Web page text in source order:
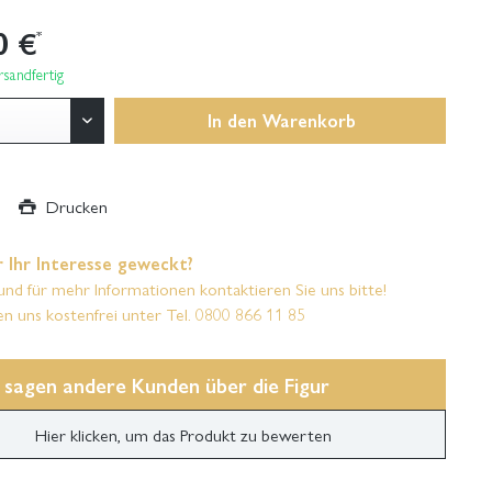
€*
In den Warenkorb
Drucken
Ihr Interesse geweckt?
für mehr Informationen kontaktieren Sie uns bitte!
uns kostenfrei unter Tel. 0800 866 11 85
sagen andere Kunden über die Figur
Hier klicken, um das Produkt zu bewerten